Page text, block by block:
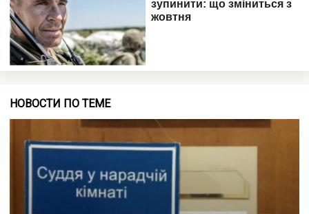
НОВОСТИ ПО ТЕМЕ